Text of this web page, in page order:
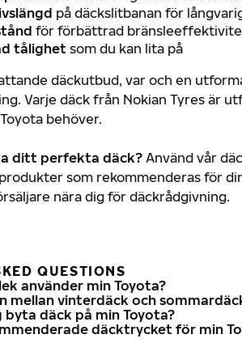
på däckslitbanan för
för förbättrad
tålighet som du kan lita på
däckutbud, var och en
Varje däck från Nokian Tyres är
behöver.
ditt perfekta däck? Använd vår
som rekommenderas för
nära dig för däckrådgivning.
QUESTIONS
använder min Toyota?
mellan vinterdäck och
däck på min Toyota?
däcktrycket för min